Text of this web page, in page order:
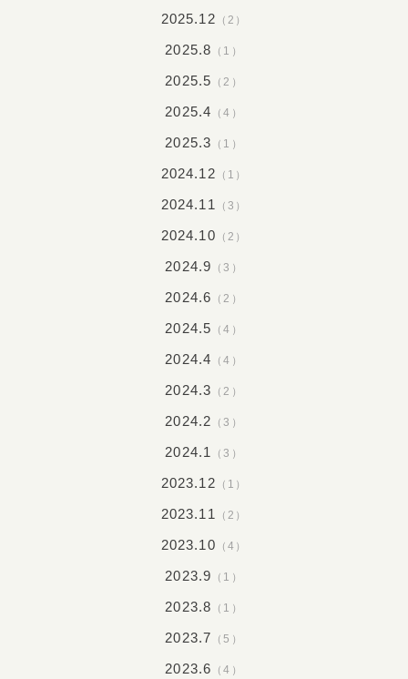
2025.12 （2）
2025.8 （1）
2025.5 （2）
2025.4 （4）
2025.3 （1）
2024.12 （1）
2024.11 （3）
2024.10 （2）
2024.9 （3）
2024.6 （2）
2024.5 （4）
2024.4 （4）
2024.3 （2）
2024.2 （3）
2024.1 （3）
2023.12 （1）
2023.11 （2）
2023.10 （4）
2023.9 （1）
2023.8 （1）
2023.7 （5）
2023.6 （4）